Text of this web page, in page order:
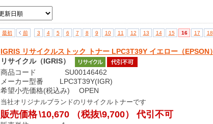
最初 前 3 4 5 6 7 8 9 10 11 12 13 14 15 16 17 18
IGRIS リサイクルストック トナー LPC3T39Y イエロー（EPSON）
リサイクル（IGRIS）
商品コード SU00146462
メーカー型番 LPC3T39Y(IGR)
希望小売価格(税込み) OPEN
当社オリジナルブランドのリサイクルトナーです
販売価格\10,670 （税抜\9,700） 代引不可